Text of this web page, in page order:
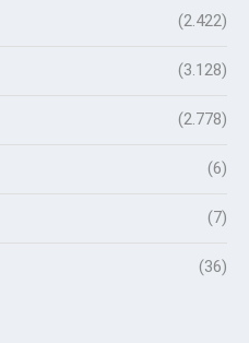
(2.422)
(3.128)
(2.778)
(6)
(7)
(36)